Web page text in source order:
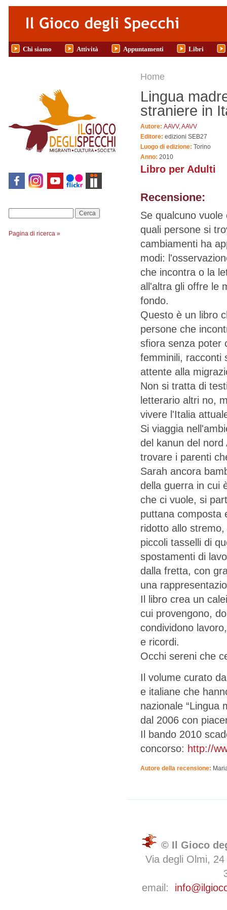
Salta al contenuto principale
Chi siamo Attività Appuntamenti Libri
Pagina di ricerca »
Tu sei qui
Home
Lingua
straniere in
Autore: AAVV, AAVV
Editore: edizioni SEB27
Luogo di edizione: Torino
Anno: 2010
Libro per Adulti
Recensione:
Se qualcuno
quali persone si
cambiamenti ha
modi:
che incontra o la
all'altra gli offre le
fondo.
Questo è un libro
persone che
sfiora senza poter
femminili, racconti
attente alla
Non si tratta di
letterario altri no,
vivere l'Italia
Si viaggia
del kanun del nord
trovare i parenti
Sarah ancora
della guerra in cui
che ci vuole, si
puttana composta
ridotto allo
piccoli tasselli di
spostamenti di
dalla fretta, con
una
Il libro crea un
cui provengono,
condividono
e ricordi.
Occhi sereni che
Il volume curato
e italiane che
nazionale “Lingua
dal 2006 con
Il bando 2010
concorso: http://
Autore della recensione:
© Il Gioco
Via degli Olmi,
email: